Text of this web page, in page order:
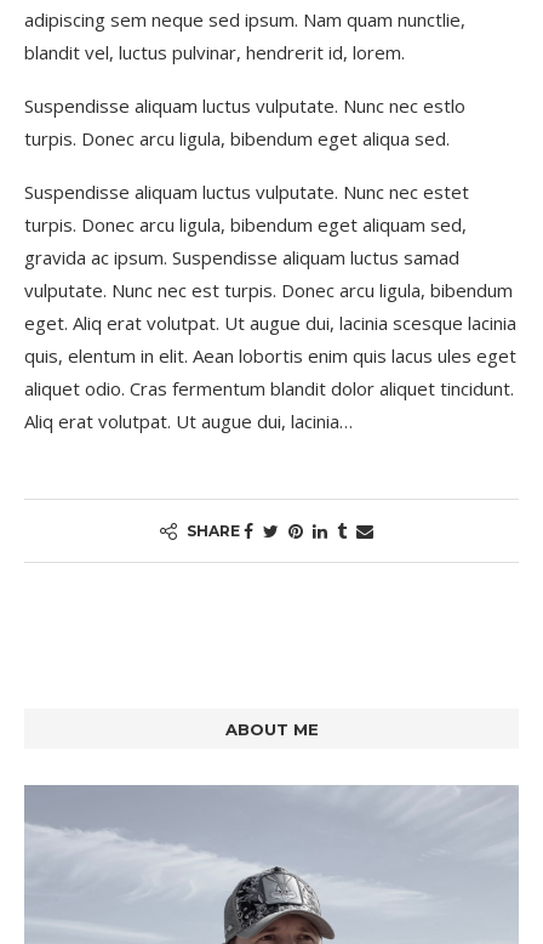
adipiscing sem neque sed ipsum. Nam quam nunctlie,
blandit vel, luctus pulvinar, hendrerit id, lorem.
Suspendisse aliquam luctus vulputate. Nunc nec estlo
turpis. Donec arcu ligula, bibendum eget aliqua sed.
Suspendisse aliquam luctus vulputate. Nunc nec estet
turpis. Donec arcu ligula, bibendum eget aliquam sed,
gravida ac ipsum. Suspendisse aliquam luctus samad
vulputate. Nunc nec est turpis. Donec arcu ligula, bibendum
eget. Aliq erat volutpat. Ut augue dui, lacinia scesque lacinia
quis, elentum in elit. Aean lobortis enim quis lacus ules eget
aliquet odio. Cras fermentum blandit dolor aliquet tincidunt.
Aliq erat volutpat. Ut augue dui, lacinia…
SHARE
ABOUT ME